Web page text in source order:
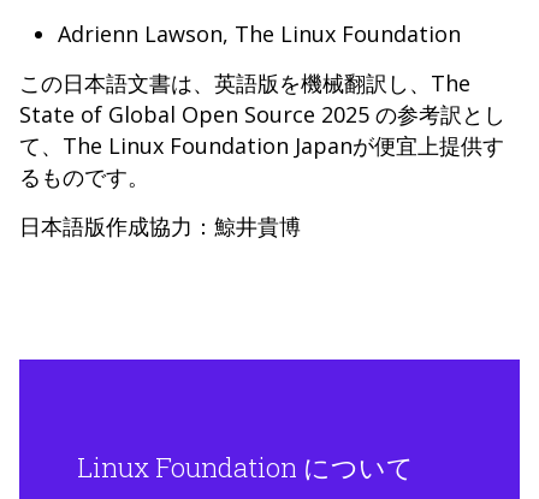
Adrienn Lawson, The Linux Foundation
この日本語文書は、英語版を機械翻訳し、The
State of Global Open Source 2025 の参考訳とし
て、The Linux Foundation Japanが便宜上提供す
るものです。
日本語版作成協力：鯨井貴博
Linux Foundation について